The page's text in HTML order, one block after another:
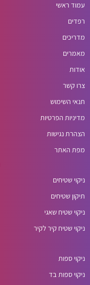
עמוד ראשי
רפדים
מדריכים
מאמרים
אודות
צרו קשר
תנאי השימוש
מדיניות הפרטיות
הצהרת נגישות
מפת האתר
ניקוי שטיחים
תיקון שטיחים
ניקוי שטיח שאגי
ניקוי שטיח קיר לקיר
ניקוי ספות
ניקוי ספות בד